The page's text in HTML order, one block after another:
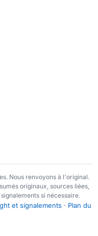
Nous renvoyons à l'original.
originaux, sources liées,
si nécessaire.
et signalements · Plan du